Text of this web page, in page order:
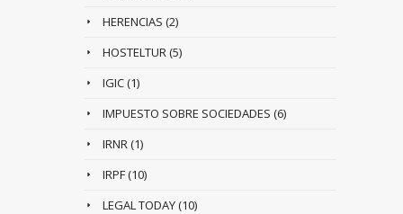
HERENCIAS (2)
HOSTELTUR(5)
IGIC(1)
IMPUESTO SOBRE SOCIEDADES (6)
IRNR(1)
IRPF(10)
LEGAL TODAY(10)